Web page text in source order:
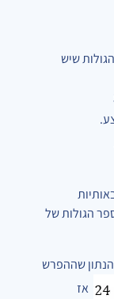
שיש
הגולות של
שההפרש
אז